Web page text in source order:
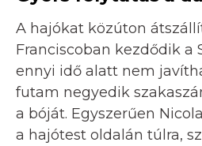
A hajókat közúton
Franciscoban kezdődik a
ennyi idő alatt nem
futam negyedik
a bóját. Egyszerűen
a hajótest oldalán túlra,